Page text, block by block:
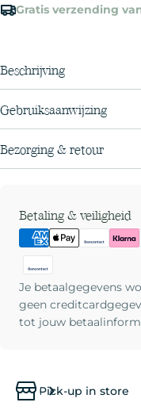
Gratis verzending
Beschrijving
Gebruiksaanwijzing
Bezorging & retour
Betaling & veiligheid
Betaalmethoden
Je betaalgegevens
geen
tot jouw
Pick-up in store